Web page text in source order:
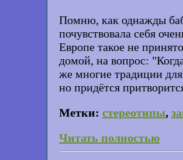
Помню, как однажды
почувствовала себя
Европе такое не
домой, на вопрос:
же многие традиции
но придётся
Метки: стереотипы,
Читать полностью